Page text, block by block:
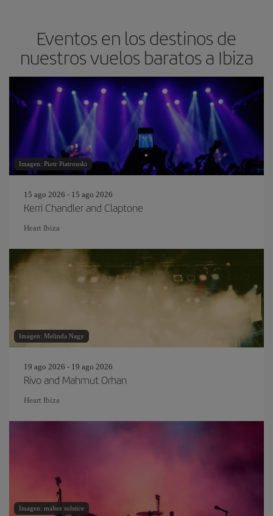
Eventos en los destinos de
nuestros vuelos baratos a Ibiza
Imagen: Piotr Piatrouski
15 ago 2026 - 15 ago 2026
Kerri Chandler and Claptone
Heart Ibiza
Imagen: Melinda Nagy
19 ago 2026 - 19 ago 2026
Rivo and Mahmut Orhan
Heart Ibiza
Imagen: maltez solstice